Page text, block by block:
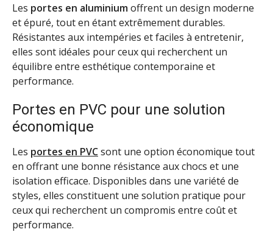
Les portes en aluminiumoffrent un design moderne
et épuré, tout en étant extrêmement durables.
Résistantes aux intempéries et faciles à entretenir,
elles sont idéales pour ceux qui recherchent un
équilibre entre esthétique contemporaine et
performance.
Portes en PVC pour une solution
économique
Les portes en PVCsont une option économique tout
en offrant une bonne résistance aux chocs et une
isolation efficace. Disponibles dans une variété de
styles, elles constituent une solution pratique pour
ceux qui recherchent un compromis entre coût et
performance.